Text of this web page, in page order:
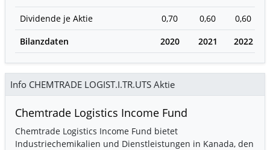
Dividende je Aktie
0,70 0,60
0,60
Bilanzdaten
2020 2021 2022
Info CHEMTRADE LOGIST.I.TR.UTS Aktie
Chemtrade Logistics Income Fund
Chemtrade Logistics Income Fund bietet
Industriechemikalien und Dienstleistungen in Kanada, den